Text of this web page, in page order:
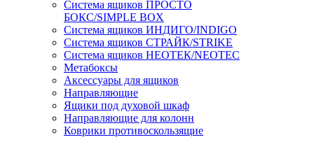
Система ящиков ПРОСТО
БОКС/SIMPLE BOX
Система ящиков ИНДИГО/INDIGO
Система ящиков СТРАЙК/STRIKE
Система ящиков НЕОТЕК/NEOTEC
Метабоксы
Аксессуары для ящиков
Направляющие
Ящики под духовой шкаф
Направляющие для колонн
Коврики противоскользящие